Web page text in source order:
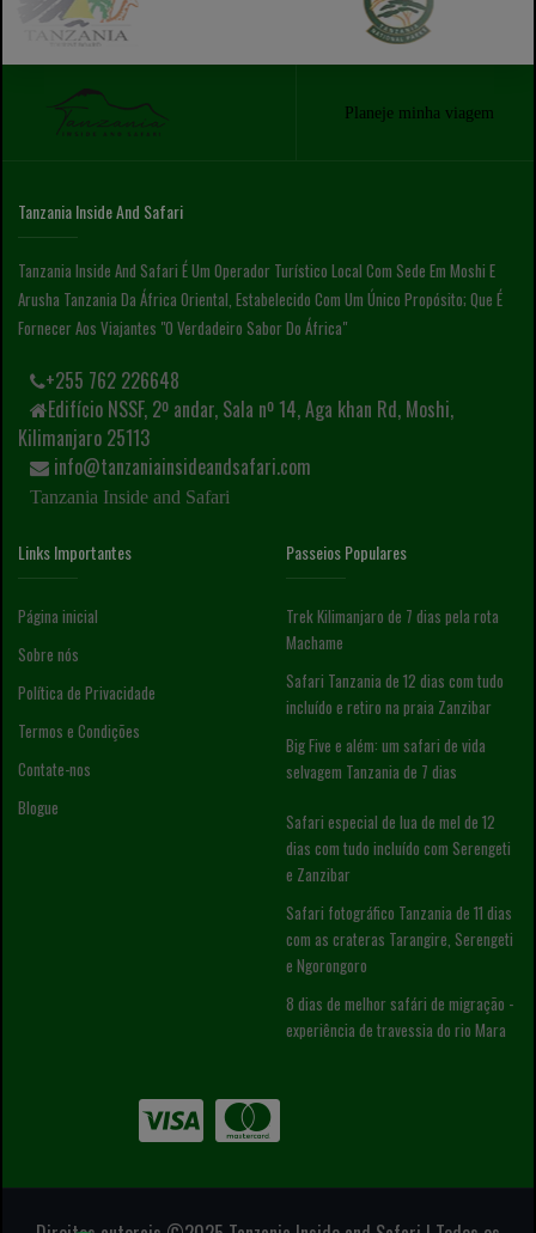
Planeje minha viagem
Tanzania Inside And Safari
Tanzania Inside And Safari É Um Operador Turístico Local Com Sede Em Moshi E
Arusha Tanzania Da África Oriental, Estabelecido Com Um Único Propósito; Que É
Fornecer Aos Viajantes "o Verdadeiro Sabor Do África"
+255 762 226648
Edifício NSSF, 2º andar, Sala nº 14, Aga khan Rd, Moshi,
Kilimanjaro 25113
info@tanzaniainsideandsafari.com
Tanzania Inside and Safari
Links Importantes
Página inicial
Sobre nós
Política de Privacidade
Termos e Condições
Contate-nos
Blogue
Passeios Populares
Trek Kilimanjaro de 7 dias pela rota
Machame
Safari Tanzania de 12 dias com tudo
incluído e retiro na praia Zanzibar
Big Five e além: um safari de vida
selvagem Tanzania de 7 dias
Safari especial de lua de mel de 12
dias com tudo incluído com Serengeti
e Zanzibar
Safari fotográfico Tanzania de 11 dias
com as crateras Tarangire, Serengeti
e Ngorongoro
8 dias de melhor safári de migração -
experiência de travessia do rio Mara